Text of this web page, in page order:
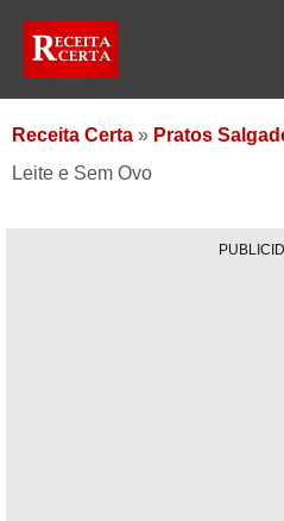
Receita Certa » Pratos
Leite e Sem Ovo